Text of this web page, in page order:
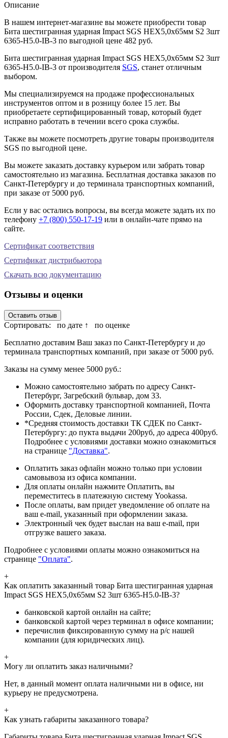
Описание
В нашем интернет-магазине вы можете приобрести товар
Бита шестигранная ударная Impact SGS HEX5,0х65мм S2 3шт
6365-H5.0-IB-3 по выгодной цене 482 руб.
Бита шестигранная ударная Impact SGS HEX5,0х65мм S2 3шт
6365-H5.0-IB-3 от производителя SGS, станет отличным
выбором.
Мы специализируемся на продаже профессиональных
инструментов оптом и в розницу более 15 лет. Вы
приобретаете сертифицированный товар, который будет
исправно работать в течении всего срока службы.
Также вы можете посмотреть другие товары производителя
SGS по выгодной цене.
Вы можете заказать доставку курьером или забрать товар
самостоятельно из магазина. Бесплатная доставка заказов по
Санкт-Петербургу и до терминала транспортных компаний,
при заказе от 5000 руб.
Если у вас остались вопросы, вы всегда можете задать их по
телефону +7 (800) 550-17-19 или в онлайн-чате прямо на
сайте.
Сертификат соответствия
Сертификат дистрибьютора
Скачать всю документацию
Отзывы и оценки
Оставить отзыв
Сортировать: по дате ↑
по оценке
Бесплатно доставим Ваш заказ по Санкт-Петербургу и до
терминала транспортных компаний, при заказе от 5000 руб.
Заказы на сумму менее 5000 руб.:
Можно самостоятельно забрать по адресу Санкт-
Петербург, Загребский бульвар, дом 33.
Оформить доставку транспортной компанией, Почта
России, Сдек, Деловые линии.
*Средняя стоимость доставки ТК СДЕК по Санкт-
Петербургу: до пукта выдачи 200руб, до адреса 400руб.
Подробнее с условиями доставки можно ознакомиться
на странице "Доставка".
Оплатить заказ офлайн можно только при условии
самовывоза из офиса компании.
Для оплаты онлайн нажмите Оплатить, вы
переместитесь в платежную систему Yookassa.
После оплаты, вам придет уведомление об оплате на
ваш e-mail, указанный при оформлении заказа.
Электронный чек будет выслан на ваш e-mail, при
отгрузке вашего заказа.
Подробнее с условиями оплаты можно ознакомиться на
странице "Оплата".
+
Как оплатить заказанный товар Бита шестигранная ударная
Impact SGS HEX5,0х65мм S2 3шт 6365-H5.0-IB-3?
банковской картой онлайн на сайте;
банковской картой через терминал в офисе компании;
перечислив фиксированную сумму на р/с нашей
компании (для юридических лиц).
+
Могу ли оплатить заказ наличными?
Нет, в данный момент оплата наличными ни в офисе, ни
курьеру не предусмотрена.
+
Как узнать габариты заказанного товара?